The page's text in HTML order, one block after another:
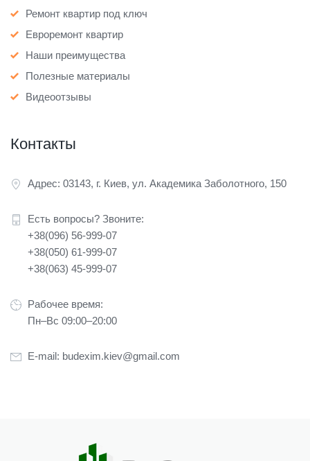
Ремонт квартир под ключ
Евроремонт квартир
Наши преимущества
Полезные материалы
Видеоотзывы
Контакты
Адрес: 03143, г. Киев, ул. Академика Заболотного, 150
Есть вопросы? Звоните:
+38(096) 56-999-07
+38(050) 61-999-07
+38(063) 45-999-07
Рабочее время:
Пн–Вс 09:00–20:00
E-mail: budexim.kiev@gmail.com